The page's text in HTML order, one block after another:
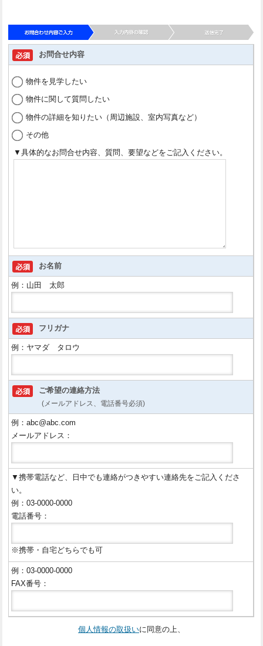
お問合せ内容
物件を見学したい
物件に関して質問したい
物件の詳細を知りたい（周辺施設、室内写真など）
その他
▼具体的なお問合せ内容、質問、要望などをご記入ください。
お名前
例：山田 太郎
フリガナ
例：ヤマダ タロウ
ご希望の連絡方法
(メールアドレス、電話番号必須)
例：abc@abc.com
メールアドレス：
▼携帯電話など、日中でも連絡がつきやすい連絡先をご記入くださ
い。
例：03-0000-0000
電話番号：
※携帯・自宅どちらでも可
例：03-0000-0000
FAX番号：
個人情報の取扱いに同意の上、